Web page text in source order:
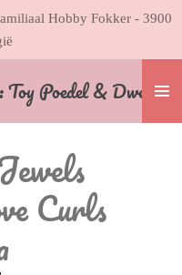
Poedel &
Hobby Fokker - 3900
Curls